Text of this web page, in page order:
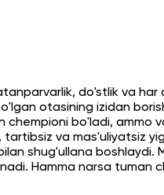
do'stlik va har
otasining izidan
chempioni bo'ladi, ammo
va mas'uliyatsiz
shug'ullana boshlaydi.
Hamma narsa tuman